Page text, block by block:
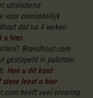
uitsluitend
voor onmiddellijk
dat na 4 weken
u hier.
Brandhout.com
gestapeld in paletten.
Hoe u dit kunt
stere leest u hier
heeft veel ervaring